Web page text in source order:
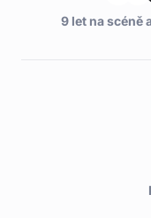
9 let na scéně